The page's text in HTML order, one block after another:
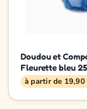
Doudou et
Fleurette bleu
à partir de 19,90